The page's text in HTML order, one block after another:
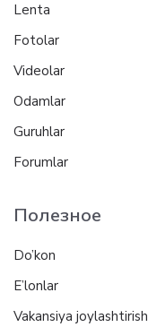
Lenta
Fotolar
Videolar
Odamlar
Guruhlar
Forumlar
Полезное
Do’kon
E’lonlar
Vakansiya joylashtirish